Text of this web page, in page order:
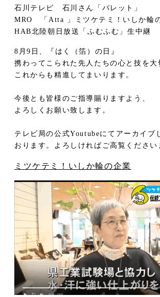
石川テレビ 石川さん「パレット」
MRO 「Atta 」ミツケテミ！いしか輪
HAB北陸朝日放送「ふむふむ」生中継
8月9日、『はく（箔）の日』
携わってこられた先人たちの心と技を大
これからも精進してまいります。
今後とも皆様のご指導賜りますよう、
よろしくお願い致します。
テレビ局の公式Youtubeにてアーカイブ
おります。よろしければご高覧ください
ミツケテミ！いしか輪の企業